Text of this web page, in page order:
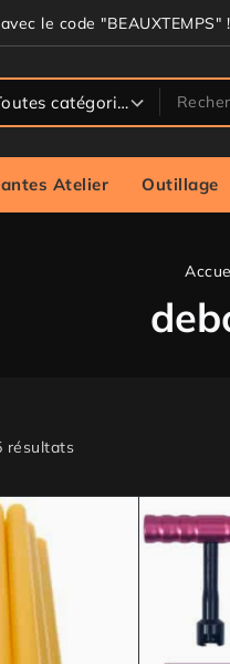
le code "BEAUXTEMPS" !
Atelier Outillage
résultats